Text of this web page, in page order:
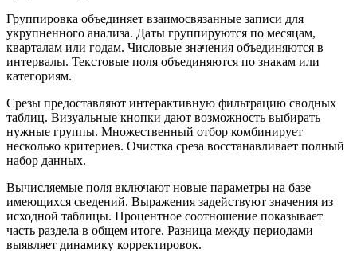
Группировка объединяет взаимосвязанные записи для
укрупненного анализа. Даты группируются по месяцам,
кварталам или годам. Числовые значения объединяются в
интервалы. Текстовые поля объединяются по знакам или
категориям.
Срезы предоставляют интерактивную фильтрацию сводных
таблиц. Визуальные кнопки дают возможность выбирать
нужные группы. Множественный отбор комбинирует
несколько критериев. Очистка среза восстанавливает полный
набор данных.
Вычисляемые поля включают новые параметры на базе
имеющихся сведений. Выражения задействуют значения из
исходной таблицы. Процентное соотношение показывает
часть раздела в общем итоге. Разница между периодами
выявляет динамику корректировок.